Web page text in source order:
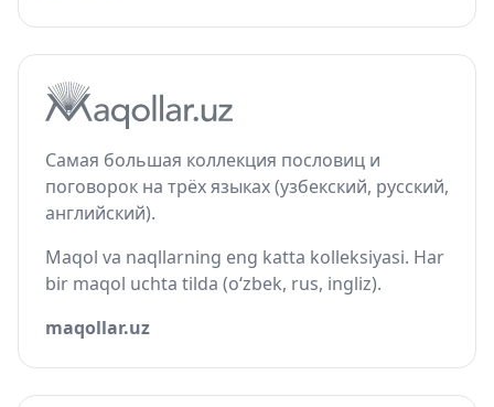
Самая большая коллекция пословиц и
поговорок на трёх языках (узбекский, русский,
английский).
Maqol va naqllarning eng katta kolleksiyasi. Har
bir maqol uchta tilda (o‘zbek, rus, ingliz).
maqollar.uz